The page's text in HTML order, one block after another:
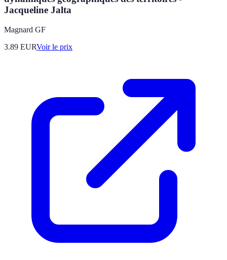
Jacqueline Jalta
Magnard GF
3.89 EURVoir le prix